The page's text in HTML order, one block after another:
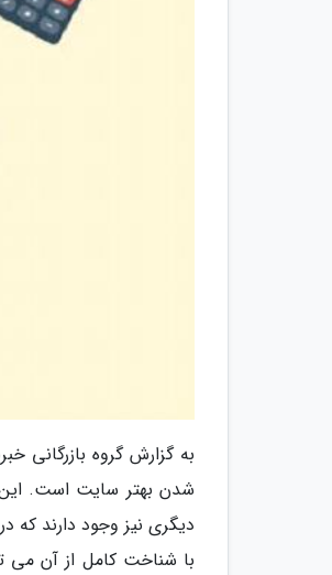
به گزارش گروه بازرگانی
شدن بهتر سایت است.
دیگری نیز وجود دارند که
با شناخت کامل از آن می